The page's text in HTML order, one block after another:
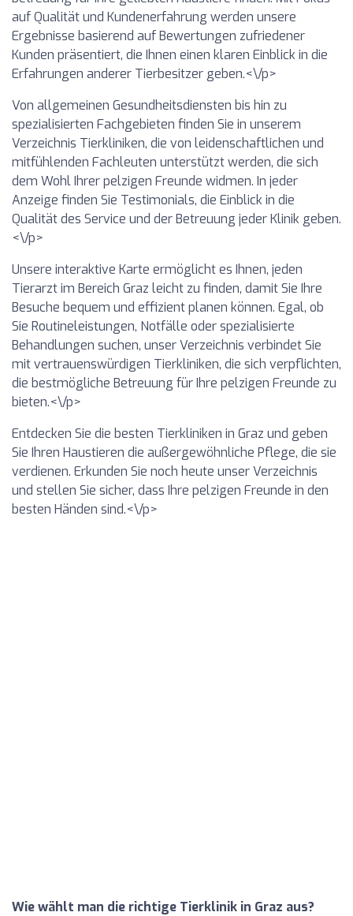
auf Qualität und Kundenerfahrung werden unsere
Ergebnisse basierend auf Bewertungen zufriedener
Kunden präsentiert, die Ihnen einen klaren Einblick in die
Erfahrungen anderer Tierbesitzer geben.<\/p>
Von allgemeinen Gesundheitsdiensten bis hin zu
spezialisierten Fachgebieten finden Sie in unserem
Verzeichnis Tierkliniken, die von leidenschaftlichen und
mitfühlenden Fachleuten unterstützt werden, die sich
dem Wohl Ihrer pelzigen Freunde widmen. In jeder
Anzeige finden Sie Testimonials, die Einblick in die
Qualität des Service und der Betreuung jeder Klinik geben.
<\/p>
Unsere interaktive Karte ermöglicht es Ihnen, jeden
Tierarzt im Bereich Graz leicht zu finden, damit Sie Ihre
Besuche bequem und effizient planen können. Egal, ob
Sie Routineleistungen, Notfälle oder spezialisierte
Behandlungen suchen, unser Verzeichnis verbindet Sie
mit vertrauenswürdigen Tierkliniken, die sich verpflichten,
die bestmögliche Betreuung für Ihre pelzigen Freunde zu
bieten.<\/p>
Entdecken Sie die besten Tierkliniken in Graz und geben
Sie Ihren Haustieren die außergewöhnliche Pflege, die sie
verdienen. Erkunden Sie noch heute unser Verzeichnis
und stellen Sie sicher, dass Ihre pelzigen Freunde in den
besten Händen sind.<\/p>
Wie wählt man die richtige Tierklinik in Graz aus?